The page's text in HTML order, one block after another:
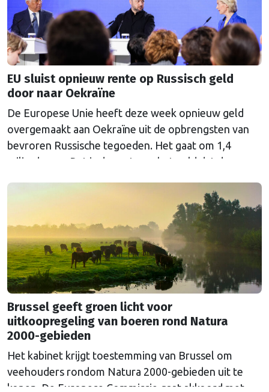
EU sluist opnieuw rente op Russisch geld
door naar Oekraïne
De Europese Unie heeft deze week opnieuw geld
overgemaakt aan Oekraïne uit de opbrengsten van
bevroren Russische tegoeden. Het gaat om 1,4
miljard euro. Dat is de rente op het geld dat de
Euroclear parkeerde. De EU bevroor dat geld na de
Continued
Brussel geeft groen licht voor
uitkoopregeling van boeren rond Natura
2000-gebieden
Het kabinet krijgt toestemming van Brussel om
veehouders rondom Natura 2000-gebieden uit te
kopen. De Europese Commissie gaat akkoord met